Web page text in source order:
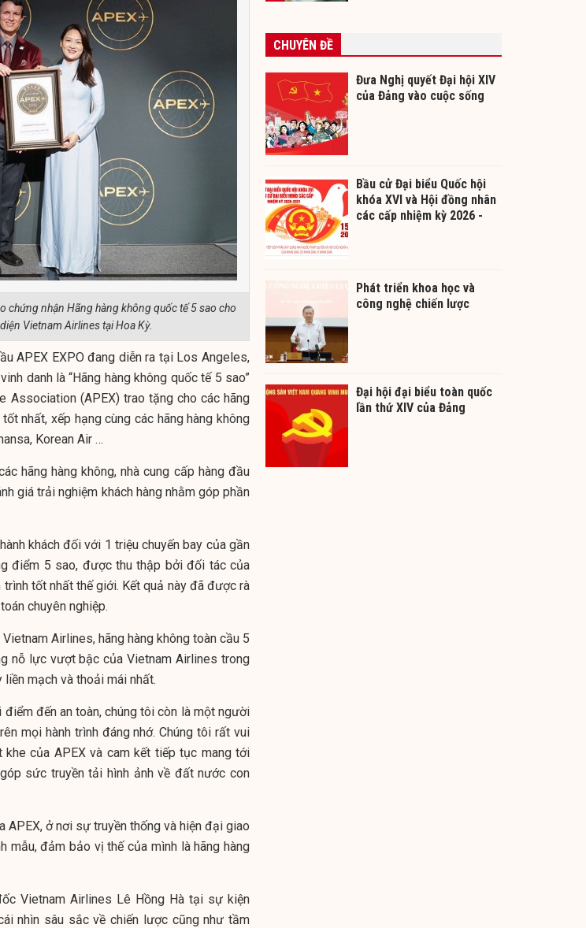
chứng nhận Hãng hàng không quốc tế 5 sao cho
Vietnam Airlines tại Hoa Kỳ.
APEX EXPO đang diễn ra tại Los Angeles,
danh là “Hãng hàng không quốc tế 5 sao”
Association (APEX) trao tặng cho các hãng
nhất, xếp hạng cùng các hãng hàng không
Korean Air …
hãng hàng không, nhà cung cấp hàng đầu
giá trải nghiệm khách hàng nhằm góp phần
khách đối với 1 triệu chuyến bay của gần
điểm 5 sao, được thu thập bởi đối tác của
tốt nhất thế giới. Kết quả này đã được rà
chuyên nghiệp.
Airlines, hãng hàng không toàn cầu 5
nỗ lực vượt bậc của Vietnam Airlines trong
mạch và thoải mái nhất.
điểm đến an toàn, chúng tôi còn là một người
mọi hành trình đáng nhớ. Chúng tôi rất vui
của APEX và cam kết tiếp tục mang tới
sức truyền tải hình ảnh về đất nước con
APEX, ở nơi sự truyền thống và hiện đại giao
mẫu, đảm bảo vị thế của mình là hãng hàng
Vietnam Airlines Lê Hồng Hà tại sự kiện
nhìn sâu sắc về chiến lược cũng như tầm
CHUYÊN ĐỀ
Đưa Nghị quyết Đại hội XIV
của Đảng vào cuộc sống
Bầu cử Đại biểu Quốc hội
khóa XVI và Hội đồng nhân
các cấp nhiệm kỳ 2026 -
Phát triển khoa học và
công nghệ chiến lược
Đại hội đại biểu toàn quốc
lần thứ XIV của Đảng